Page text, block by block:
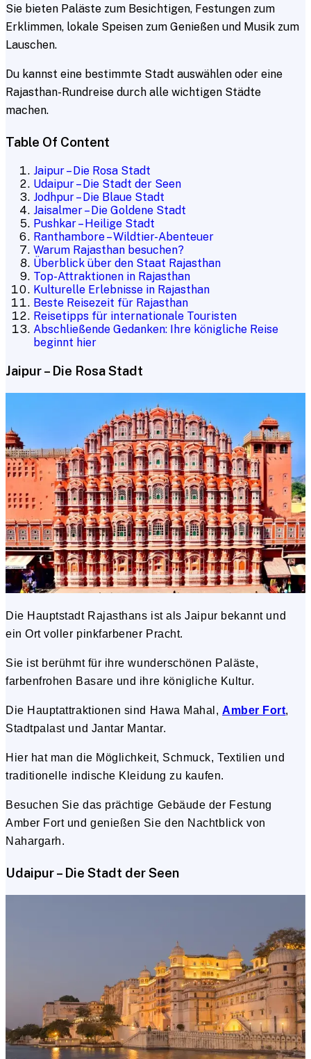
Sie bieten Paläste zum Besichtigen, Festungen zum
Erklimmen, lokale Speisen zum Genießen und Musik zum
Lauschen.
Du kannst eine bestimmte Stadt auswählen oder eine
Rajasthan-Rundreise durch alle wichtigen Städte
machen.
Table Of Content
Jaipur – Die Rosa Stadt
Udaipur – Die Stadt der Seen
Jodhpur – Die Blaue Stadt
Jaisalmer – Die Goldene Stadt
Pushkar – Heilige Stadt
Ranthambore – Wildtier-Abenteuer
Warum Rajasthan besuchen?
Überblick über den Staat Rajasthan
Top-Attraktionen in Rajasthan
Kulturelle Erlebnisse in Rajasthan
Beste Reisezeit für Rajasthan
Reisetipps für internationale Touristen
Abschließende Gedanken: Ihre königliche Reise
beginnt hier
Jaipur – Die Rosa Stadt
Die Hauptstadt Rajasthans ist als Jaipur bekannt und
ein Ort voller pinkfarbener Pracht.
Sie ist berühmt für ihre wunderschönen Paläste,
farbenfrohen Basare und ihre königliche Kultur.
Die Hauptattraktionen sind Hawa Mahal,Amber Fort,
Stadtpalast und Jantar Mantar.
Hier hat man die Möglichkeit, Schmuck, Textilien und
traditionelle indische Kleidung zu kaufen.
Besuchen Sie das prächtige Gebäude der Festung
Amber Fort und genießen Sie den Nachtblick von
Nahargarh.
Udaipur – Die Stadt der Seen